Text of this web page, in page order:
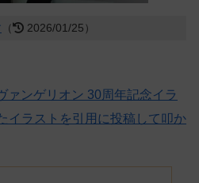
（ 2026/01/25）
ァンゲリオン 30周年記念イラ
イラストを引用に投稿して叩か